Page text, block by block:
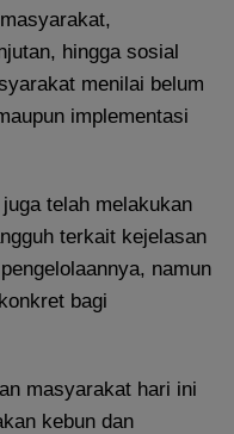
hingga sosial
menilai belum
implementasi
telah melakukan
terkait kejelasan
namun
bagi
masyarakat hari ini
kebun dan